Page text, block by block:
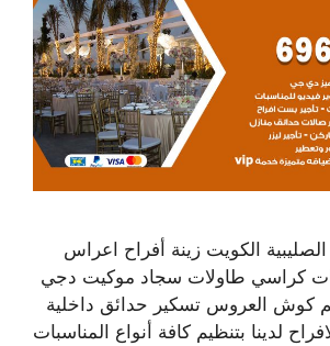
الكويت زينة أفراح اعراس
كراسي طاولات سجاد موكيت دجي
كوش العروس تسكير حدائق داخلية
لدينا بتنظيم كافة أنواع المناسبات